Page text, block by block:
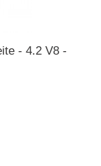
- 4.2 V8 -